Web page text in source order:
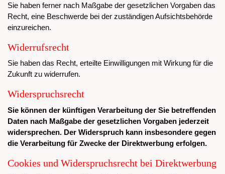
Sie haben ferner nach Maßgabe der gesetzlichen Vorgaben das
Recht, eine Beschwerde bei der zuständigen Aufsichtsbehörde
einzureichen.
Widerrufsrecht
Sie haben das Recht, erteilte Einwilligungen mit Wirkung für die
Zukunft zu widerrufen.
Widerspruchsrecht
Sie können der künftigen Verarbeitung der Sie betreffenden
Daten nach Maßgabe der gesetzlichen Vorgaben jederzeit
widersprechen. Der Widerspruch kann insbesondere gegen
die Verarbeitung für Zwecke der Direktwerbung erfolgen.
Cookies und Widerspruchsrecht bei Direktwerbung